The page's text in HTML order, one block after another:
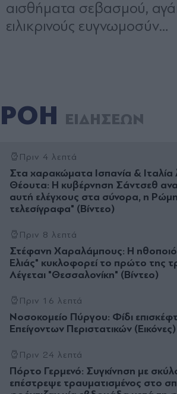
ΡΟΗ ΕΙΔΗΣΕΩΝ
Πριν 4 λεπτά
Στα χαρακώματα Ισπανία &
Θέουτα: Η κυβέρνηση Σάντσεθ
αυτή ελέγχους στα σύνορα, η Ρώμη
τελεσίγραφα" (Βίντεο)
Πριν 8 λεπτά
Στέφανη Χαραλάμπους: Η
Ελιάς" κυκλοφορεί το πρώτο της
Λέγεται "Θεσσαλονίκη" (Βίντεο)
Πριν 16 λεπτά
Νοσοκομείο Πύργου: Φίδι
Επείγοντων Περιστατικών (Εικόνες)
Πριν 24 λεπτά
Πόρτο Γερμενό: Συγκίνηση με
επέστρεψε τραυματισμένος στο